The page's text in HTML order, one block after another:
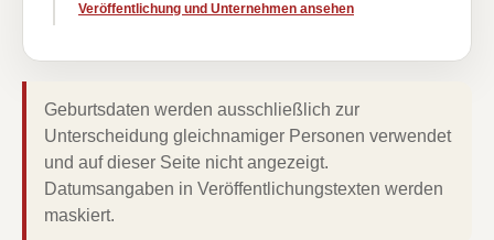
Veröffentlichung und Unternehmen ansehen
Geburtsdaten werden ausschließlich zur
Unterscheidung gleichnamiger Personen verwendet
und auf dieser Seite nicht angezeigt.
Datumsangaben in Veröffentlichungstexten werden
maskiert.